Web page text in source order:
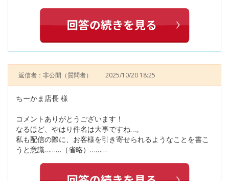
返信者：非公開 （質問者） 2025/10/20 18:25
ちーかま店長 様
コメントありがとうございます！
なるほど、やはり件名は大事ですね…。
私も配信の際に、お客様を引き寄せられるようなことを書こ
うと意識………（省略）………